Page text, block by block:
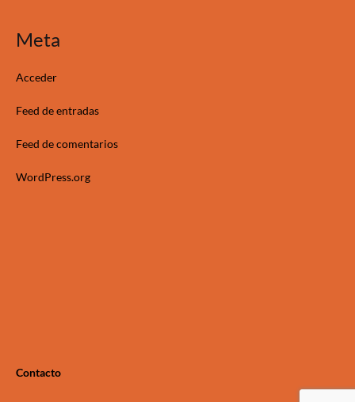
Meta
Acceder
Feed de entradas
Feed de comentarios
WordPress.org
Distribuidores